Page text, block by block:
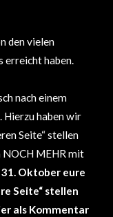
den vielen
erreicht haben.
nach einem
haben wir
Seite“ stellen
NOCH MEHR mit
Oktober eure
Seite“ stellen
als Kommentar